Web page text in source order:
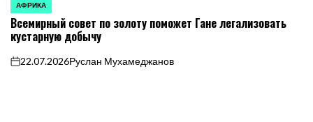
ОПУБЛИКОВАНО
В
АФРИКА
Всемирный совет по золоту поможет Гане легализовать
кустарную добычу
on
22.07.2026Руслан Мухамеджанов